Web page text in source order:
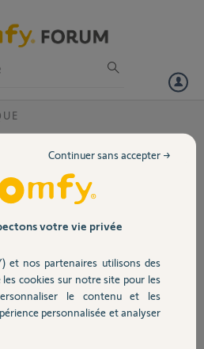
?
d'occasion sur le bon coin,
votre vie privée
et nos partenaires utilisons des
cookies sur notre site pour les
le contenu et les
personnalisée et analyser
Continuer sans accepter →